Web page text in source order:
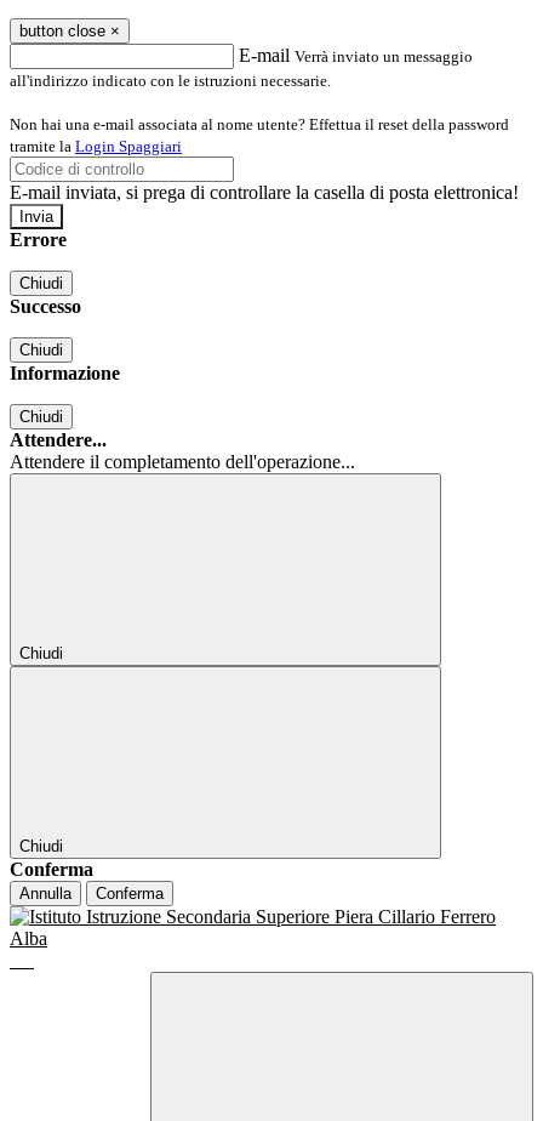
button close ×
E-mail Verrà inviato un messaggio
all'indirizzo indicato con le istruzioni necessarie.
Non hai una e-mail associata al nome utente? Effettua il reset della password
tramite la Login Spaggiari
E-mail inviata, si prega di controllare la casella di posta elettronica!
Errore
Chiudi
Successo
Chiudi
Informazione
Chiudi
Attendere...
Attendere il completamento dell'operazione...
Chiudi
Chiudi
Conferma
Annulla Conferma